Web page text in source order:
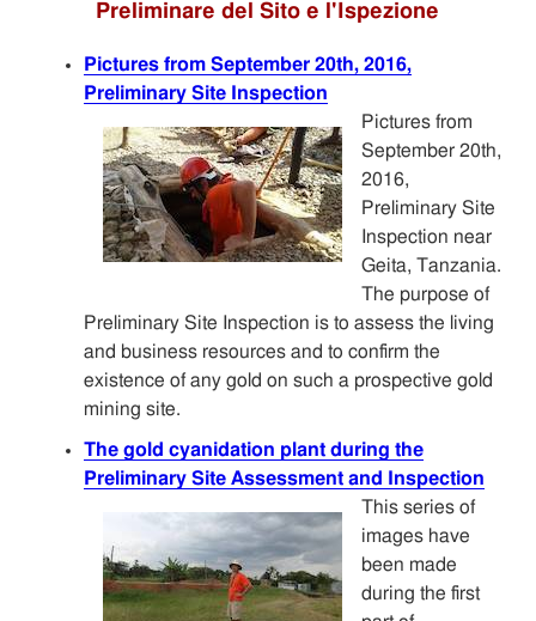
Preliminare del Sito e l'Ispezione
Pictures from September 20th, 2016,
Preliminary Site Inspection
Pictures from
September 20th,
2016,
Preliminary Site
Inspection near
Geita, Tanzania.
The purpose of
Preliminary Site Inspection is to assess the living
and business resources and to confirm the
existence of any gold on such a prospective gold
mining site.
The gold cyanidation plant during the
Preliminary Site Assessment and Inspection
This series of
images have
been made
during the first